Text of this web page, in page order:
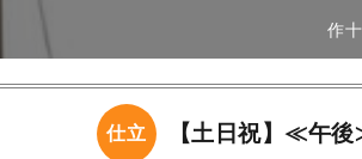
作
仕立 【土日祝】≪午